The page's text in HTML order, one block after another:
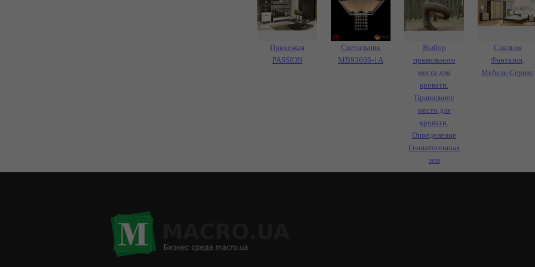
Прихожая
PASSION
Светильник
MB93608-1A
Выбор
правильного
места для
кровати.
Правильное
место для
кровати.
Определение
Геопатогенных
зон
Спальня
Фантазия,
Мебель-Сервис